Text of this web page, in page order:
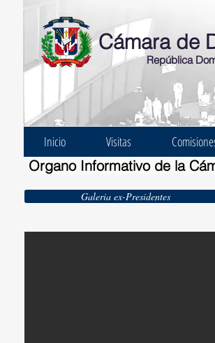
Cámara de
República
Inicio Visitas
Organo Informativo de la
Galeria ex-Presidentes
Ernesto Bonelli Burgos